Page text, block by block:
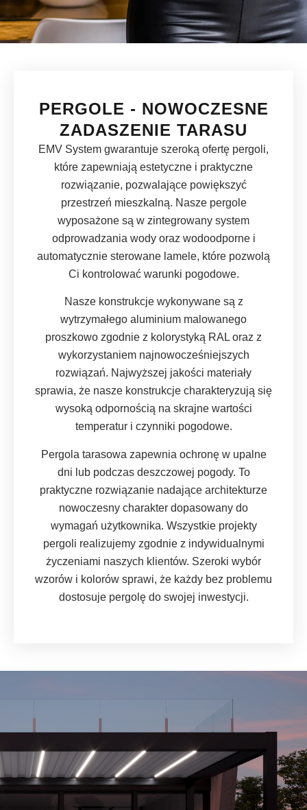
PERGOLE - NOWOCZESNE
ZADASZENIE TARASU
EMV System gwarantuje szeroką ofertę pergoli,
które zapewniają estetyczne i praktyczne
rozwiązanie, pozwalające powiększyć
przestrzeń mieszkalną. Nasze pergole
wyposażone są w zintegrowany system
odprowadzania wody oraz wodoodporne i
automatycznie sterowane lamele, które pozwolą
Ci kontrolować warunki pogodowe.
Nasze konstrukcje wykonywane są z
wytrzymałego aluminium malowanego
proszkowo zgodnie z kolorystyką RAL oraz z
wykorzystaniem najnowocześniejszych
rozwiązań. Najwyższej jakości materiały
sprawia, że nasze konstrukcje charakteryzują się
wysoką odpornością na skrajne wartości
temperatur i czynniki pogodowe.
Pergola tarasowa zapewnia ochronę w upalne
dni lub podczas deszczowej pogody. To
praktyczne rozwiązanie nadające architekturze
nowoczesny charakter dopasowany do
wymagań użytkownika. Wszystkie projekty
pergoli realizujemy zgodnie z indywidualnymi
życzeniami naszych klientów. Szeroki wybór
wzorów i kolorów sprawi, że każdy bez problemu
dostosuje pergolę do swojej inwestycji.